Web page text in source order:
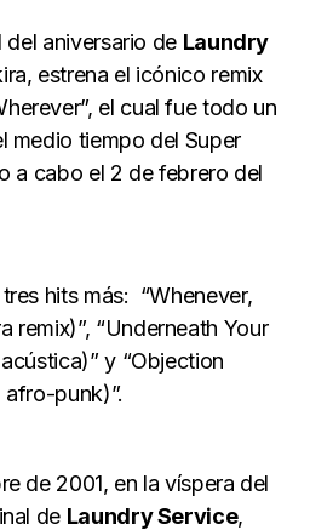
aniversario de Laundry
estrena el icónico remix
el cual fue todo un
medio tiempo del Super
a cabo el 2 de febrero del
hits más: “Whenever,
remix)”, “Underneath Your
y “Objection
punk)”.
de 2001, en la víspera del
de Laundry Service,